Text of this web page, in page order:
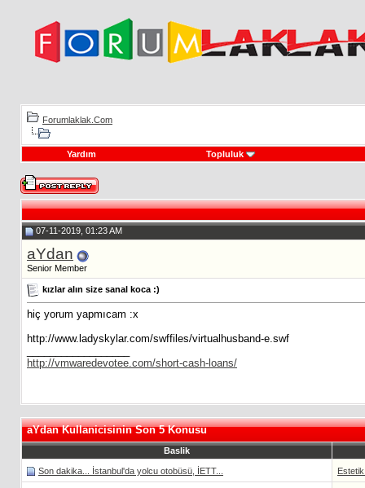
Forumlaklak.Com
Yardım Topluluk
07-11-2019, 01:23 AM
aYdan
Senior Member
kızlar alın size sanal koca :)
hiç yorum yapmıcam :x
http://www.ladyskylar.com/swffiles/virtualhusband-e.swf
http://vmwaredevotee.com/short-cash-loans/
aYdan Kullanicisinin Son 5 Konusu
Baslik
Son dakika... İstanbul'da yolcu otobüsü, İETT...